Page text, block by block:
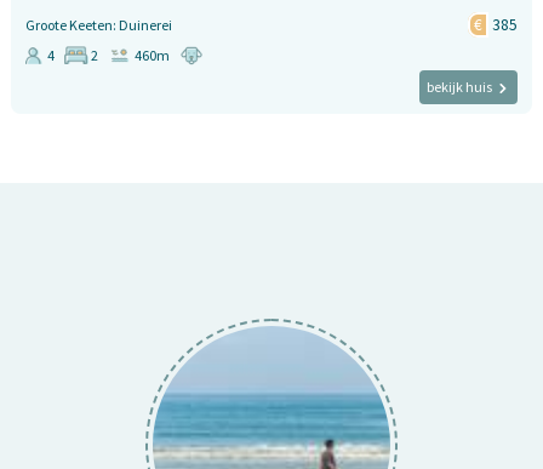
Groote Keeten: Duinerei 385
4 2
460m
bekijk huis